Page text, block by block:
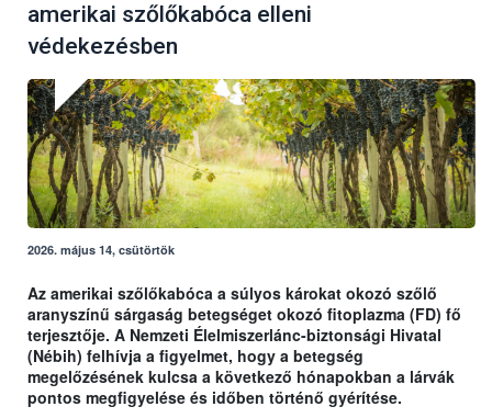
amerikai szőlőkabóca elleni
védekezésben
2026. május 14, csütörtök
Az amerikai szőlőkabóca a súlyos károkat okozó szőlő
aranyszínű sárgaság betegséget okozó fitoplazma (FD) fő
terjesztője. A Nemzeti Élelmiszerlánc-biztonsági Hivatal
(Nébih) felhívja a figyelmet, hogy a betegség
megelőzésének kulcsa a következő hónapokban a lárvák
pontos megfigyelése és időben történő gyérítése.